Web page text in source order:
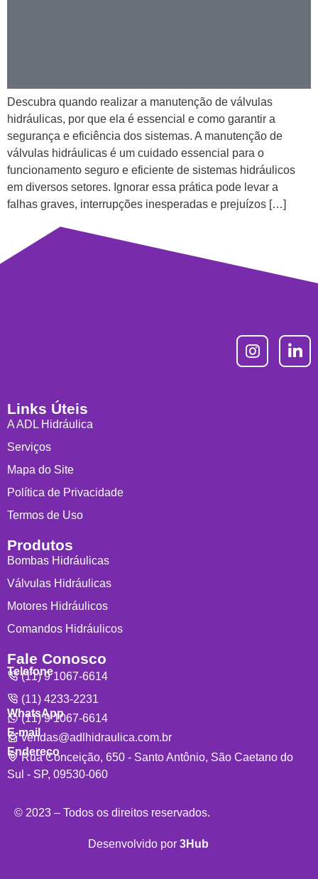
Descubra quando realizar a manutenção de válvulas
hidráulicas, por que ela é essencial e como garantir a
segurança e eficiência dos sistemas. A manutenção de
válvulas hidráulicas é um cuidado essencial para o
funcionamento seguro e eficiente de sistemas hidráulicos
em diversos setores. Ignorar essa prática pode levar a
falhas graves, interrupções inesperadas e prejuízos […]
Links Úteis
A ADL Hidráulica
Serviços
Mapa do Site
Política de Privacidade
Termos de Uso
Produtos
Bombas Hidráulicas
Válvulas Hidráulicas
Motores Hidráulicos
Comandos Hidráulicos
Fale Conosco
Telefone
(11) 9 1067-6614
(11) 4233-2231
WhatsApp
(11) 9 1067-6614
E-mail
vendas@adlhidraulica.com.br
Endereço
Rua Conceição, 650 - Santo Antônio, São Caetano do
Sul - SP, 09530-060
© 2023 – Todos os direitos reservados.
Desenvolvido por 3Hub